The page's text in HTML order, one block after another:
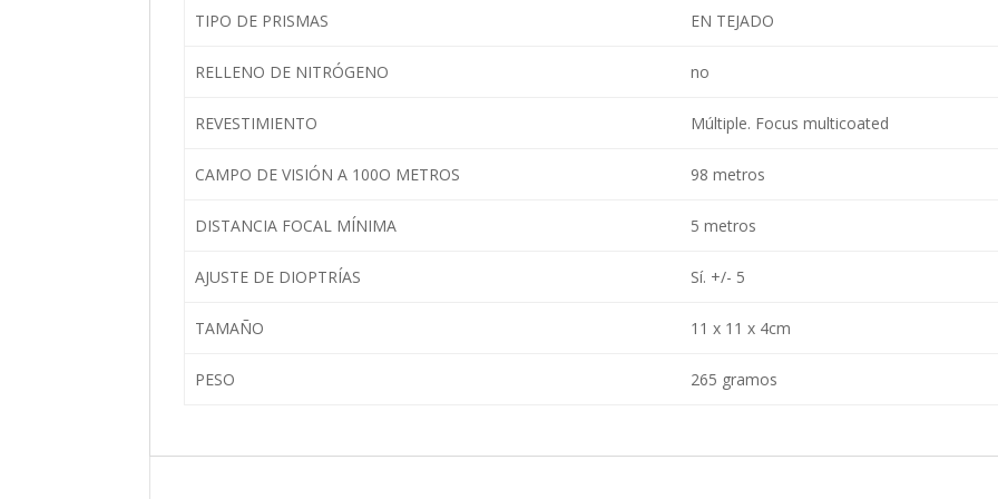
TIPO DE PRISMAS EN TEJADO
RELLENO DE NITRÓGENO no
REVESTIMIENTO Múltiple. Focus multicoated
CAMPO DE VISIÓN A 100O METROS 98 metros
DISTANCIA FOCAL MÍNIMA 5 metros
AJUSTE DE DIOPTRÍAS Sí. +/- 5
TAMAÑO 11 x 11 x 4cm
PESO 265 gramos